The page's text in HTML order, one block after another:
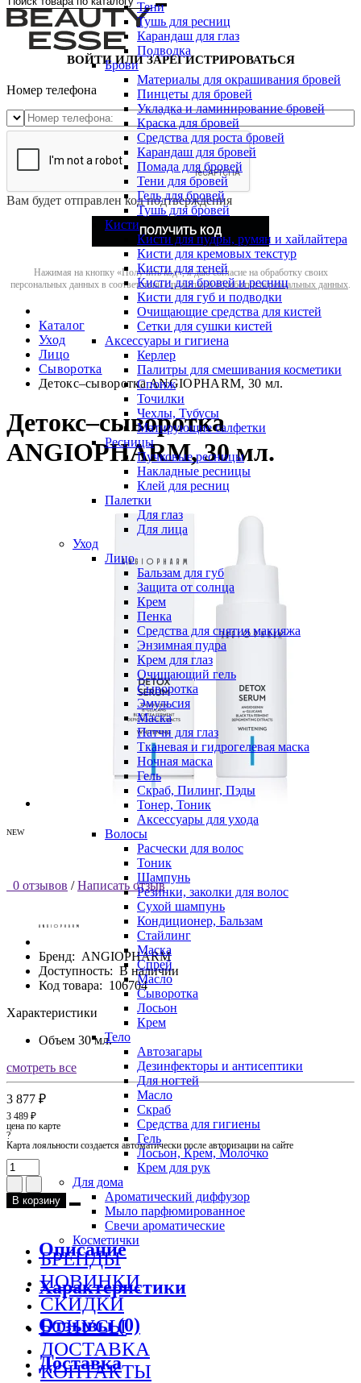
Тени
Тушь для ресниц
Карандаш для глаз
Подводка
Брови
Материалы для окрашивания бровей
Пинцеты для бровей
Укладка и ламинирование бровей
Краска для бровей
Средства для роста бровей
Карандаш для бровей
Помада для бровей
Тени для бровей
Гель для бровей
Тушь для бровей
Кисти
Кисти для пудры, румян и хайлайтера
Кисти для кремовых текстур
Кисти для теней
Кисти для бровей и ресниц
Кисти для губ и подводки
Очищающие средства для кистей
Сетки для сушки кистей
Аксессуары и гигиена
Керлер
Палитры для смешивания косметики
Спонж
Точилки
Чехлы, Тубусы
Матирующие салфетки
Ресницы
Пучковые ресницы
Накладные ресницы
Клей для ресниц
Палетки
Для глаз
Для лица
Уход
Лицо
Бальзам для губ
Защита от солнца
Крем
Пенка
Средства для снятия макияжа
Энзимная пудра
Крем для глаз
Очищающий гель
Сыворотка
Эмульсия
Маска
Патчи для глаз
Тканевая и гидрогелевая маска
Ночная маска
Гель
Скраб, Пилинг, Пэды
Тонер, Тоник
Аксессуары для ухода
Волосы
Расчески для волос
Тоник
Шампунь
Резинки, заколки для волос
Сухой шампунь
Кондиционер, Бальзам
Стайлинг
Маска
Спрей
Масло
Сыворотка
Лосьон
Крем
Тело
Автозагары
Дезинфекторы и антисептики
Для ногтей
Масло
Скраб
Средства для гигиены
Гель
Лосьон, Крем, Молочко
Крем для рук
Для дома
Ароматический диффузор
Мыло парфюмированное
Свечи ароматические
Косметички
БРЕНДЫ
НОВИНКИ
СКИДКИ
БОНУСЫ
ДОСТАВКА
КОНТАКТЫ
ВОЙТИ ИЛИ ЗАРЕГИСТРИРОВАТЬСЯ
Номер телефона
Вам будет отправлен код подтверждения
ПОЛУЧИТЬ КОД
Нажимая на кнопку «Получить код», я даю согласие на обработку своих
персональных данных в соответствии сполитикой обработки персональных данных.
Каталог
Уход
Лицо
Сыворотка
Детокс–сыворотка ANGIOPHARM, 30 мл.
Детокс–сыворотка
ANGIOPHARM, 30 мл.
NEW
0 отзывов / Написать отзыв
Бренд: ANGIOPHARM
Доступность: В наличии
Код товара: 106704
Характеристики
Объем 30 мл.
смотреть все
3 877 ₽
3 489 ₽
цена по карте
?
Карта лояльности создается автоматически после авторизации на сайте
В корзину
Описание
Характеристики
Отзывы (0)
Доставка